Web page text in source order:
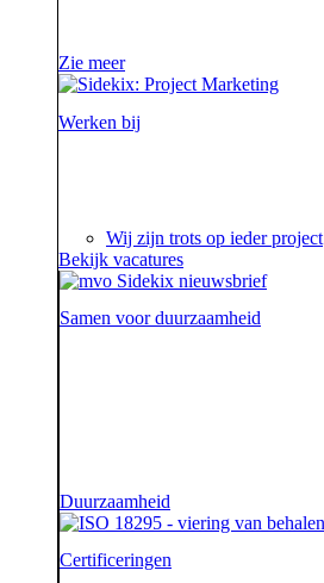
Zie meer
Werken bij
Wij zijn trots op ieder project
Bekijk vacatures
Samen voor duurzaamheid
Duurzaamheid
Certificeringen